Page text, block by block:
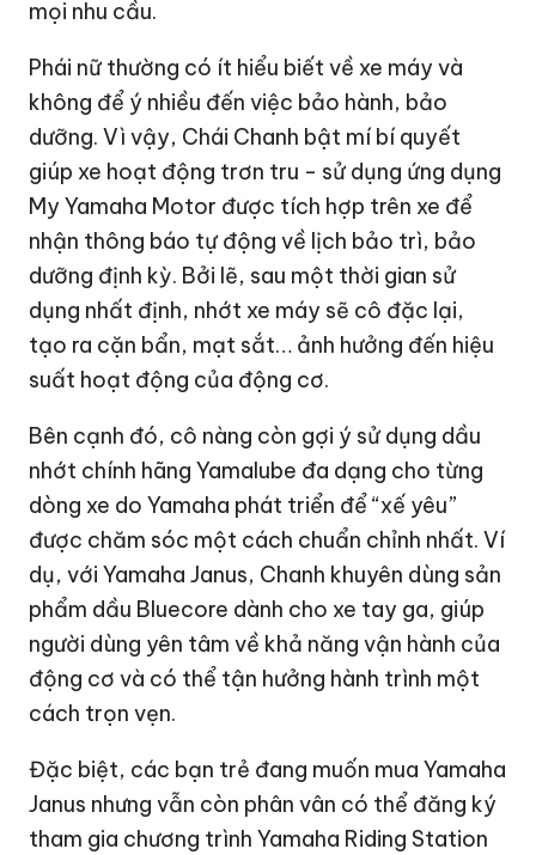
mọi nhu cầu.
Phái nữ thường có ít hiểu biết về xe máy và
không để ý nhiều đến việc bảo hành, bảo
dưỡng. Vì vậy, Chái Chanh bật mí bí quyết
giúp xe hoạt động trơn tru - sử dụng ứng dụng
My Yamaha Motor được tích hợp trên xe để
nhận thông báo tự động về lịch bảo trì, bảo
dưỡng định kỳ. Bởi lẽ, sau một thời gian sử
dụng nhất định, nhớt xe máy sẽ cô đặc lại,
tạo ra cặn bẩn, mạt sắt… ảnh hưởng đến hiệu
suất hoạt động của động cơ.
Bên cạnh đó, cô nàng còn gợi ý sử dụng dầu
nhớt chính hãng Yamalube đa dạng cho từng
dòng xe do Yamaha phát triển để “xế yêu”
được chăm sóc một cách chuẩn chỉnh nhất. Ví
dụ, với Yamaha Janus, Chanh khuyên dùng sản
phẩm dầu Bluecore dành cho xe tay ga, giúp
người dùng yên tâm về khả năng vận hành của
động cơ và có thể tận hưởng hành trình một
cách trọn vẹn.
Đặc biệt, các bạn trẻ đang muốn mua Yamaha
Janus nhưng vẫn còn phân vân có thể đăng ký
tham gia chương trình Yamaha Riding Station